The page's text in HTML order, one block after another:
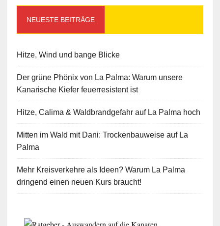
NEUESTE BEITRÄGE
Hitze, Wind und bange Blicke
Der grüne Phönix von La Palma: Warum unsere
Kanarische Kiefer feuerresistent ist
Hitze, Calima & Waldbrandgefahr auf La Palma hoch
Mitten im Wald mit Dani: Trockenbauweise auf La
Palma
Mehr Kreisverkehre als Ideen? Warum La Palma
dringend einen neuen Kurs braucht!